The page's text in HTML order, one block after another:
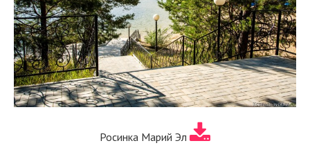
Росинка Марий Эл